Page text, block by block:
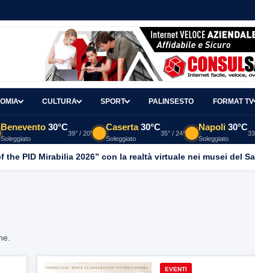
CULTURA SPORT PALINSESTO FORMAT TV
Benevento 30°C
Soleggiato
39° / 20°
Caserta 30°C
Soleggiato
35° / 24°
Napoli 30°C
Soleggiato
PID Mirabilia 2026” con la realtà virtuale nei musei del
EVENTI